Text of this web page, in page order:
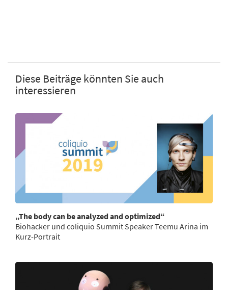
Diese Beiträge könnten Sie auch
interessieren
„The body can be analyzed and optimized“
Biohacker und coliquio Summit Speaker Teemu Arina im
Kurz-Portrait